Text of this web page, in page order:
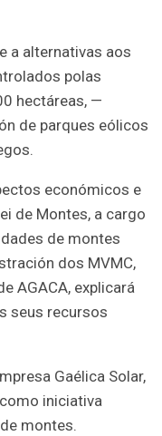
a alternativas aos
polas
hectáreas, —
de parques eólicos
económicos e
de Montes, a cargo
de montes
dos MVMC,
AGACA, explicará
seus recursos
Gaélica Solar,
iniciativa
montes.